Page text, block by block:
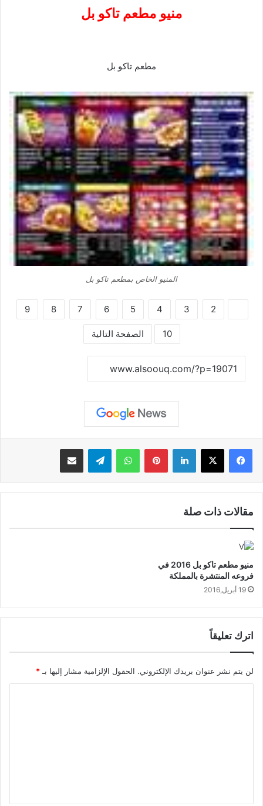
منيو مطعم تاكو بل
مطعم تاكو بل
المنيو الخاص بمطعم تاكو بل
2
3
4
5
6
7
8
9
10 الصفحة التالية
لينكدإن بينتيريستواتساب تيلقرام مشاركة عبر البريد
مقالات ذات صلة
منيو مطعم تاكو بل 2016 في
فروعه المنتشرة بالمملكة
19 أبريل,2016
اترك تعليقاً
لن يتم نشر عنوان بريدك الإلكتروني. الحقول الإلزامية مشار إليها بـ *